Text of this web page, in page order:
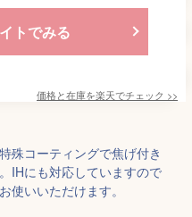
トでみる
価格と在庫を楽天でチェック >>
殊コーティングで焦げ付き
IHにも対応していますので
使いいただけます。